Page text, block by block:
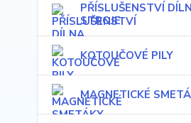
PŘÍSLUŠENSTVÍ
STROJE
KOTOUČOVÉ PILY
MAGNETICKÉ